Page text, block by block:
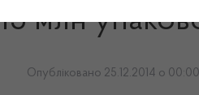
млн
Опубліковано 25.12.2014 о 00:00